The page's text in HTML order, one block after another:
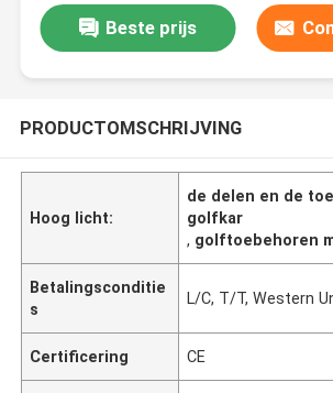
Beste prijs
PRODUCTOMSCHRIJVING
Hoog licht:
de delen en de
golfkar
, golftoebehoren
Betalingsconditie
s
L/C, T/T, Western
Certificering CE